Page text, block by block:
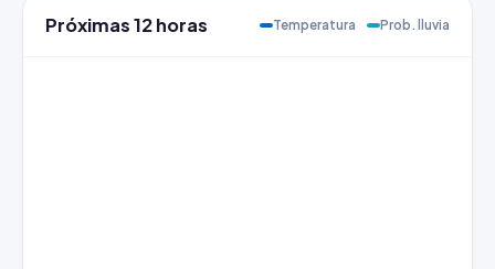
Próximas 12 horas Temperatura Prob. lluvia